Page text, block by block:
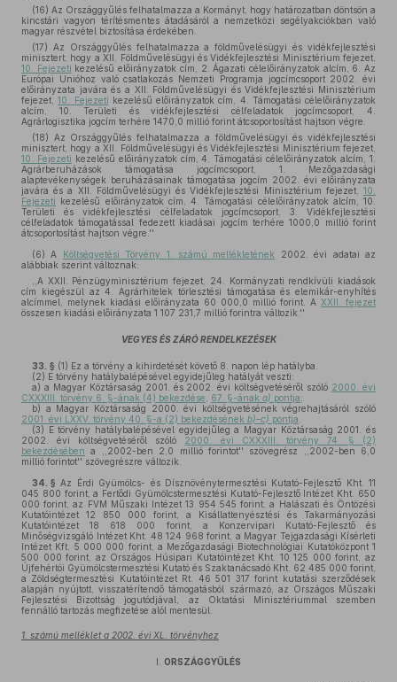
(16) Az Országgyűlés felhatalmazza a Kormányt, hogy határozatban döntsön a
kincstári vagyon térítésmentes átadásáról a nemzetközi segélyakciókban való
magyar részvétel biztosítása érdekében.
(17) Az Országgyűlés felhatalmazza a földművelésügyi és vidékfejlesztési
minisztert, hogy a XII. Földművelésügyi és Vidékfejlesztési Minisztérium fejezet,
10. Fejezeti kezelésű előirányzatok cím, 2. Ágazati célelőirányzatok alcím, 6. Az
Európai Unióhoz való csatlakozás Nemzeti Programja jogcímcsoport 2002. évi
előirányzata javára és a XII. Földművelésügyi és Vidékfejlesztési Minisztérium
fejezet,10. Fejezeti kezelésű előirányzatok cím, 4. Támogatási célelőirányzatok
alcím, 10. Területi és vidékfejlesztési célfeladatok jogcímcsoport, 4.
Agrárlogisztika jogcím terhére 1470,0 millió forint átcsoportosítást hajtson végre.
(18) Az Országgyűlés felhatalmazza a földművelésügyi és vidékfejlesztési
minisztert, hogy a XII. Földművelésügyi és Vidékfejlesztési Minisztérium fejezet,
10. Fejezeti kezelésű előirányzatok cím, 4. Támogatási célelőirányzatok alcím, 1.
Agrárberuházások támogatása jogcímcsoport, 1. Mezőgazdasági
alaptevékenységek beruházásainak támogatása jogcím 2002. évi előirányzata
javára és a XII. Földművelésügyi és Vidékfejlesztési Minisztérium fejezet, 10.
Fejezeti kezelésű előirányzatok cím, 4. Támogatási célelőirányzatok alcím, 10.
Területi és vidékfejlesztési célfeladatok jogcímcsoport, 3. Vidékfejlesztési
célfeladatok támogatással fedezett kiadásai jogcím terhére 1000,0 millió forint
átcsoportosítást hajtson végre.''
(6) A Költségvetési Törvény 1. számú mellékletének
2002. évi adatai az
alábbiak szerint változnak:
,,A XXII. Pénzügyminisztérium fejezet, 24. Kormányzati rendkívüli kiadások
cím kiegészül az 4. Agrárhitelek törlesztési támogatása és elemikár-enyhítés
alcímmel, melynek kiadási előirányzata 60 000,0 millió forint. A XXII. fejezet
összesen kiadási előirányzata 1 107 231,7 millió forintra változik.''
VEGYES ÉS ZÁRÓ RENDELKEZÉSEK
33. § (1) Ez a törvény a kihirdetését követő 8. napon lép hatályba.
(2) E törvény hatálybalépésével egyidejűleg hatályát veszti:
a) a Magyar Köztársaság 2001. és 2002. évi költségvetéséről szóló 2000. évi
CXXXIII. törvény 6. §-ának (4) bekezdése
67. §-ának a) pontja;
b) a Magyar Köztársaság 2000. évi költségvetésének végrehajtásáról szóló
2001. évi LXXV. törvény 40. §-a (2) bekezdésének b)–c) pontja
(3) E törvény hatálybalépésével egyidejűleg a Magyar Köztársaság 2001. és
2002. évi költségvetéséről szóló 2000. évi CXXXIII. törvény 74. § (2)
bekezdésében a ,,2002-ben 2,0 millió forintot'' szövegrész ,,2002-ben 6,0
millió forintot'' szövegrészre változik.
34. § Az Érdi Gyümölcs- és Dísznövénytermesztési Kutató-Fejlesztő Kht. 11
045 800 forint, a Fertődi Gyümölcstermesztési Kutató-Fejlesztő Intézet Kht. 650
000 forint, az FVM Műszaki Intézet 13 954 545 forint, a Halászati és Öntözési
Kutatóintézet 12 850 000 forint, a Kisállattenyésztési és Takarmányozási
Kutatóintézet 18 618 000 forint, a Konzervipari Kutató-Fejlesztő és
Minőségvizsgáló Intézet Kht. 48 124 968 forint, a Magyar Tejgazdasági Kísérleti
Intézet Kft. 5 000 000 forint, a Mezőgazdasági Biotechnológiai Kutatóközpont 1
500 000 forint, az Országos Húsipari Kutatóintézet Kht. 10 125 000 forint, az
Újfehértói Gyümölcstermesztési Kutató és Szaktanácsadó Kht. 62 485 000 forint,
a Zöldségtermesztési Kutatóintézet Rt. 46 501 317 forint kutatási szerződések
alapján nyújtott, visszatérítendő támogatásból származó, az Országos Műszaki
Fejlesztési Bizottság jogutódjával, az Oktatási Minisztériummal szemben
fennálló tartozás megfizetése alól mentesül.
1. számú melléklet a 2002. évi XL. törvényhez
I. ORSZÁGGYŰLÉS